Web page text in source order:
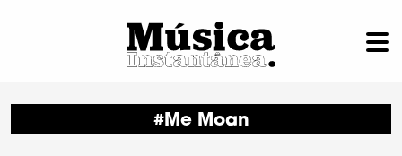
#Me Moan